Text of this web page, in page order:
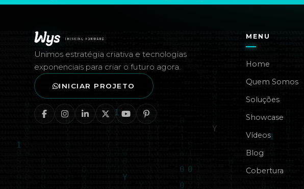
Rodapé — Agência Wys
Unimos estratégia criativa e tecnologias
exponenciais para criar o futuro agora.
INICIAR PROJETO
MENU
Home
Quem Somos
Soluções
Showcase
Vídeos
Blog
Cobertura